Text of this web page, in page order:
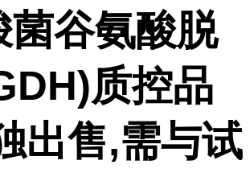
菌谷氨酸脱
质控品
出售,需与试